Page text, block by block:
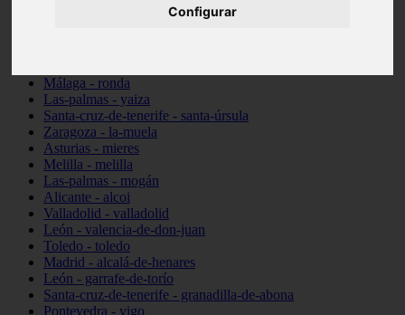
Configurar
Málaga - ronda
Las-palmas - yaiza
Santa-cruz-de-tenerife - santa-úrsula
Zaragoza - la-muela
Asturias - mieres
Melilla - melilla
Las-palmas - mogán
Alicante - alcoi
Valladolid - valladolid
León - valencia-de-don-juan
Toledo - toledo
Madrid - alcalá-de-henares
León - garrafe-de-torío
Santa-cruz-de-tenerife - granadilla-de-abona
Pontevedra - vigo